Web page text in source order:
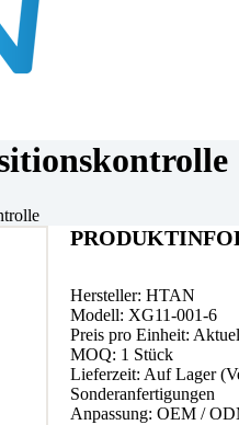
Hersteller: HTAN
Modell: XG11-001-6
Preis pro Einheit:
MOQ: 1 Stück
Lieferzeit: Auf Lager
Sonderanfertigungen
Anpassung: OEM /